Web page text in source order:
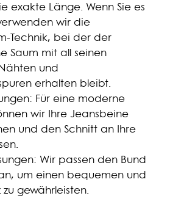
exakte Länge. Wenn Sie es
wir die
Technik, bei der der
Saum mit all seinen
und
erhalten bleibt.
Für eine moderne
wir Ihre Jeansbeine
und den Schnitt an Ihre
Wir passen den Bund
um einen bequemen und
zu gewährleisten.